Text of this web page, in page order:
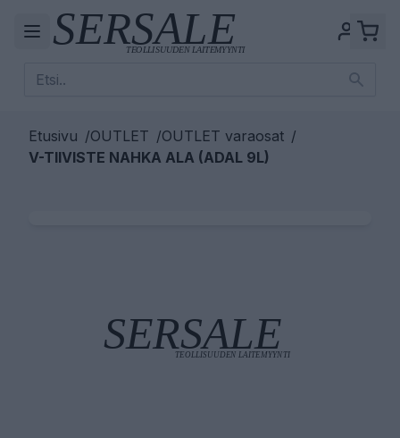
Etusivu /OUTLET /OUTLET varaosat /
V-TIIVISTE NAHKA ALA (ADAL 9L)